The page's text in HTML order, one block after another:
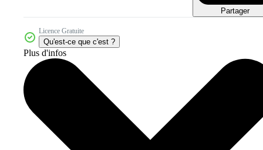
Partager
Licence Gratuite
Qu'est-ce que c'est ?
Plus d'infos